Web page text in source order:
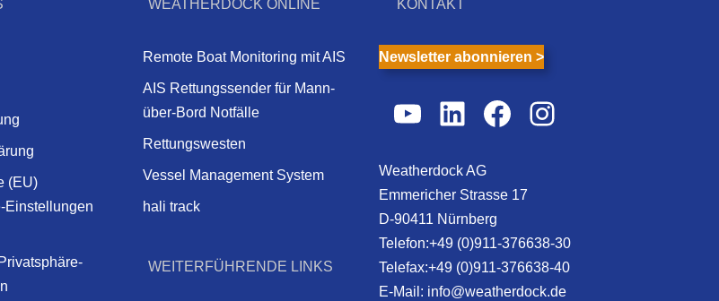
(EU)
Einstellungen
WEATHERDOCK ONLINE
Remote Boat Monitoring mit AIS
AIS Rettungssender für Mann-
über-Bord Notfälle
Rettungswesten
Vessel Management System
hali track
WEITERFÜHRENDE LINKS
KONTAKT
Newsletter abonnieren >
YouTube
LinkedIn
Facebook
Instagram
Weatherdock AG
Emmericher Strasse 17
D-90411 Nürnberg
Telefon:+49 (0)911-376638-30
Telefax:+49 (0)911-376638-40
E-Mail: info@weatherdock.de